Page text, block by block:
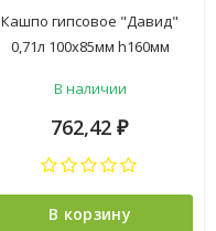
Кашпо гипсовое "Давид"
0,71л 100х85мм h160мм
*1/6
В наличии
762,42 ₽
В корзину